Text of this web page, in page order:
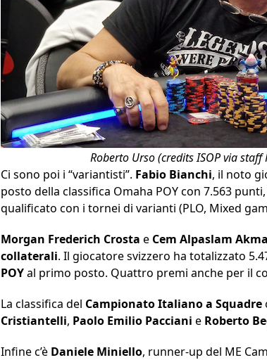
Roberto Urso (credits ISOP via staff
Ci sono poi i “variantisti”. Fabio Bianchi, il noto
posto della classifica Omaha POY con 7.563
qualificato con i tornei di varianti (PLO, Mixed
Morgan Frederich Crosta e Cem Alpaslam
collaterali. Il giocatore svizzero ha totalizzato
POYal primo posto. Quattro premi anche per il
La classifica del Campionato Italiano a Squadre
Cristiantelli, Paolo Emilio Pacciani e Roberto
Infine c’è Daniele Miniello, runner-up del ME